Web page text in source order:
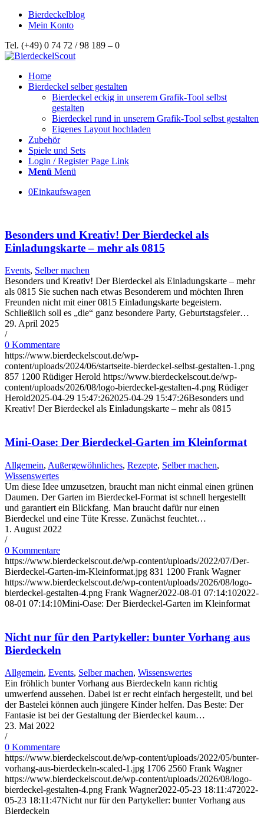
Bierdeckelblog
Mein Konto
Tel. (+49) 0 74 72 / 98 189 – 0
Home
Bierdeckel selber gestalten
Bierdeckel eckig in unserem Grafik-Tool selbst
gestalten
Bierdeckel rund in unserem Grafik-Tool selbst gestalten
Eigenes Layout hochladen
Zubehör
Spiele und Sets
Login / Register Page Link
Menü Menü
0Einkaufswagen
Besonders und Kreativ! Der Bierdeckel als
Einladungskarte – mehr als 0815
Events, Selber machen
Besonders und Kreativ! Der Bierdeckel als Einladungskarte – mehr
als 0815 Sie suchen nach etwas Besonderem und möchten Ihren
Freunden nicht mit einer 0815 Einladungskarte begeistern.
Schließlich soll es „die“ ganz besondere Party, Geburtstagsfeier…
29. April 2025
/
0 Kommentare
https://www.bierdeckelscout.de/wp-
content/uploads/2024/06/startseite-bierdeckel-selbst-gestalten-1.png
857 1200 Rüdiger Herold https://www.bierdeckelscout.de/wp-
content/uploads/2026/08/logo-bierdeckel-gestalten-4.png Rüdiger
Herold2025-04-29 15:47:262025-04-29 15:47:26Besonders und
Kreativ! Der Bierdeckel als Einladungskarte – mehr als 0815
Mini-Oase: Der Bierdeckel-Garten im Kleinformat
Allgemein, Außergewöhnliches, Rezepte, Selber machen,
Wissenswertes
Um diese Idee umzusetzen, braucht man nicht einmal einen grünen
Daumen. Der Garten im Bierdeckel-Format ist schnell hergestellt
und garantiert ein Blickfang. Man braucht dafür nur einen
Bierdeckel und eine Tüte Kresse. Zunächst feuchtet…
1. August 2022
/
0 Kommentare
https://www.bierdeckelscout.de/wp-content/uploads/2022/07/Der-
Bierdeckel-Garten-im-Kleinformat.jpg 831 1200 Frank Wagner
https://www.bierdeckelscout.de/wp-content/uploads/2026/08/logo-
bierdeckel-gestalten-4.png Frank Wagner2022-08-01 07:14:102022-
08-01 07:14:10Mini-Oase: Der Bierdeckel-Garten im Kleinformat
Nicht nur für den Partykeller: bunter Vorhang aus
Bierdeckeln
Allgemein, Events, Selber machen, Wissenswertes
Ein fröhlich bunter Vorhang aus Bierdeckeln kann richtig
umwerfend aussehen. Dabei ist er recht einfach hergestellt, und bei
der Bastelei können auch jüngere Kinder helfen. Das Beste: Der
Fantasie ist bei der Gestaltung der Bierdeckel kaum…
23. Mai 2022
/
0 Kommentare
https://www.bierdeckelscout.de/wp-content/uploads/2022/05/bunter-
vorhang-aus-bierdeckeln-scaled-1.jpg 1706 2560 Frank Wagner
https://www.bierdeckelscout.de/wp-content/uploads/2026/08/logo-
bierdeckel-gestalten-4.png Frank Wagner2022-05-23 18:11:472022-
05-23 18:11:47Nicht nur für den Partykeller: bunter Vorhang aus
Bierdeckeln